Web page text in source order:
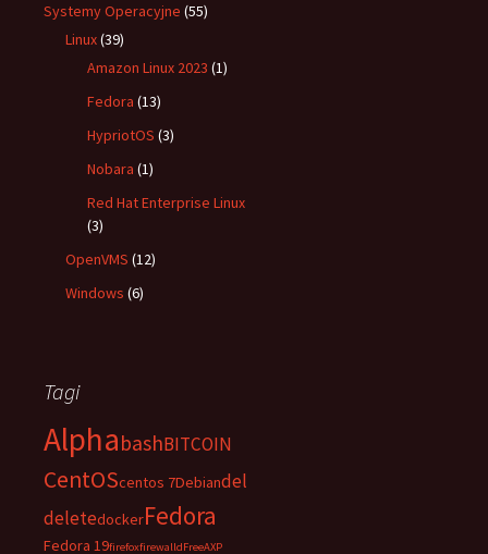
Systemy Operacyjne (55)
Linux(39)
Amazon Linux 2023 (1)
Fedora (13)
HypriotOS (3)
Nobara (1)
Red Hat Enterprise Linux
(3)
OpenVMS (12)
Windows (6)
Tagi
AlphabashBITCOIN
CentOScentos 7Debiandel
deletedockerFedora
Fedora 19firefoxfirewalldFreeAXP